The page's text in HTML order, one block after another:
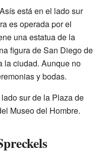
está en el lado sur
es operada por el
una estatua de la
figura de San Diego de
la ciudad. Aunque no
y bodas.
sur de la Plaza de
Museo del Hombre.